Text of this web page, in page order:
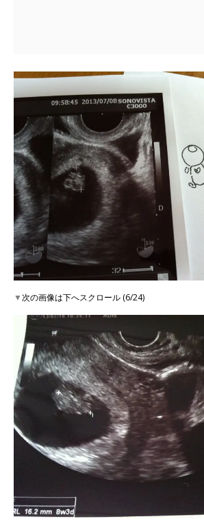
▼次の画像は下へスクロール (6/24)